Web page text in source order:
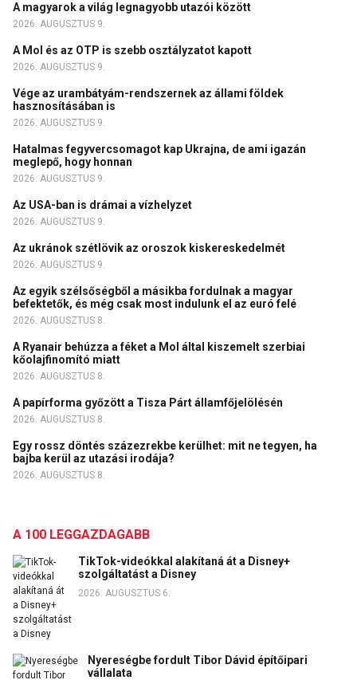
A magyarok a világ legnagyobb utazói között
2026. AUGUSZTUS 9.
A Mol és az OTP is szebb osztályzatot kapott
2026. AUGUSZTUS 9.
Vége az urambátyám-rendszernek az állami földek
hasznosításában is
2026. AUGUSZTUS 9.
Hatalmas fegyvercsomagot kap Ukrajna, de ami igazán
meglepő, hogy honnan
2026. AUGUSZTUS 9.
Az USA-ban is drámai a vízhelyzet
2026. AUGUSZTUS 9.
Az ukránok szétlövik az oroszok kiskereskedelmét
2026. AUGUSZTUS 9.
Az egyik szélsőségből a másikba fordulnak a magyar
befektetők, és még csak most indulunk el az euró felé
2026. AUGUSZTUS 8.
A Ryanair behúzza a féket a Mol által kiszemelt szerbiai
kőolajfinomító miatt
2026. AUGUSZTUS 8.
A papírforma győzött a Tisza Párt államfőjelölésén
2026. AUGUSZTUS 8.
Egy rossz döntés százezrekbe kerülhet: mit ne tegyen, ha
bajba kerül az utazási irodája?
2026. AUGUSZTUS 8.
A 100 LEGGAZDAGABB
TikTok-videókkal alakítaná át a Disney+
szolgáltatást a Disney
2026. AUGUSZTUS 6.
Nyereségbe fordult Tibor Dávid építőipari
vállalata